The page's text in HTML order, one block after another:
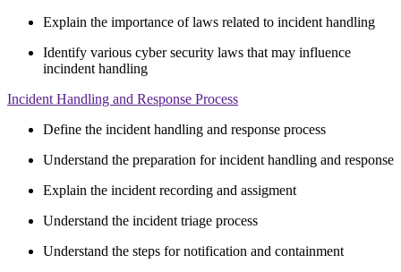
Explain the importance of laws related to incident handling
Identify various cyber security laws that may influence
incindent handling
Incident Handling and Response Process
Define the incident handling and response process
Understand the preparation for incident handling and response
Explain the incident recording and assigment
Understand the incident triage process
Understand the steps for notification and containment